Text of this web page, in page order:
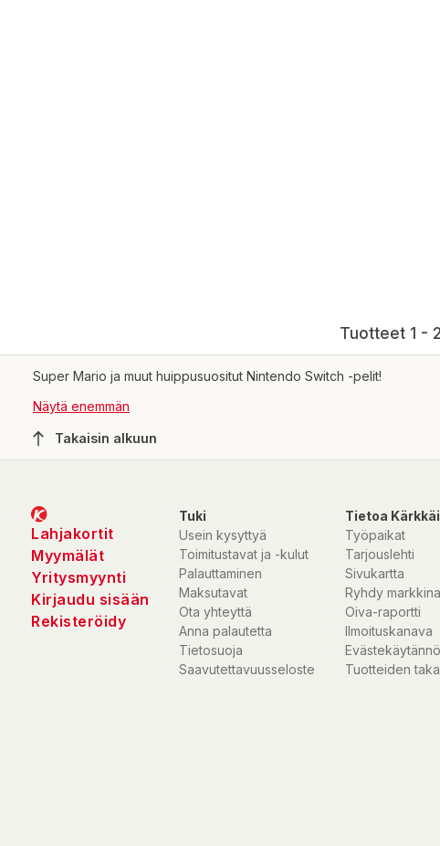
Tuotteet 1 -
Super Mario ja muut huippusuositut Nintendo Switch -pelit!
Näytä enemmän
Takaisin alkuun
Lahjakortit
Myymälät
Yritysmyynti
Kirjaudu sisään
Rekisteröidy
Tuki
Usein kysyttyä
Toimitustavat ja -kulut
Palauttaminen
Maksutavat
Ota yhteyttä
Anna palautetta
Tietosuoja
Saavutettavuusseloste
Tietoa
Työpaikat
Tarjouslehti
Sivukartta
Ryhdy
Oiva-raportti
Ilmoituskanava
Tuotteiden